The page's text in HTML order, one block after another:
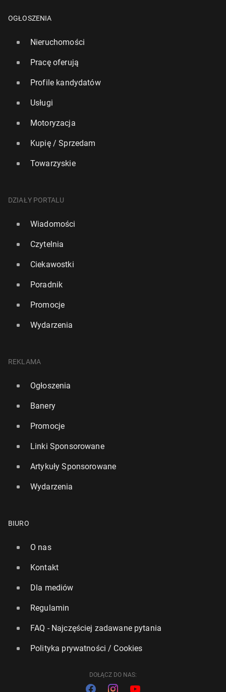
OGŁOSZENIA
Nieruchomości
Pracę oferują
Profile kandydatów
Usługi
Motoryzacja
Kupię / Sprzedam
Towarzyskie
DZIAŁY PORTALU
Wiadomości
Czytelnia
Ciekawostki
Poradnik
Promocje
Wydarzenia
REKLAMA
Ogłoszenia
Banery
Promocje
Linki Sponsorowane
Artykuły Sponsorowane
Wydarzenia
BIURO
O nas
Kontakt
Dla mediów
Regulamin
FAQ - Najczęściej zadawane pytania
Polityka prywatności / Cookies
DOŁĄCZ DO NAS: